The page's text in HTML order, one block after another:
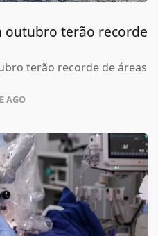
outubro terão recorde
terão recorde de áreas
AGO